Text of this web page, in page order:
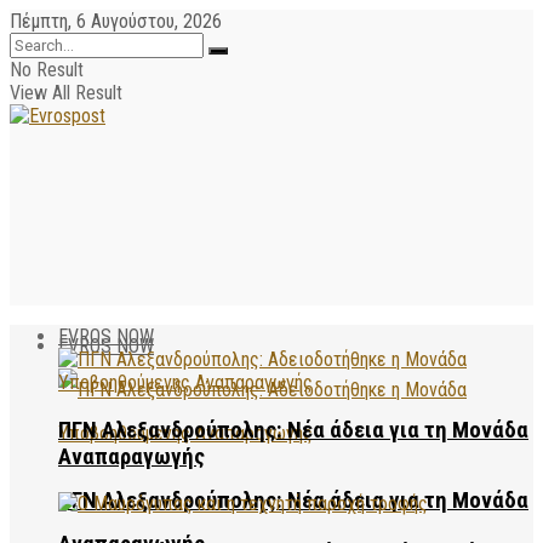
Πέμπτη, 6 Αυγούστου, 2026
No Result
View All Result
EVROS NOW
ΠΓΝ Αλεξανδρούπολης: Νέα άδεια για τη Μονάδα
EVROS NOW
ΠΓΝ Αλεξανδρούπολης: Νέα άδεια για τη Μονάδα
Αναπαραγωγής